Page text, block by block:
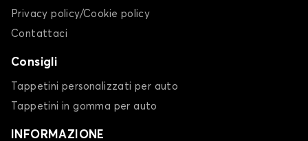
Privacy policy/Cookie policy
Contattaci
Consigli
Tappetini personalizzati per auto
Tappetini in gomma per auto
INFORMAZIONE